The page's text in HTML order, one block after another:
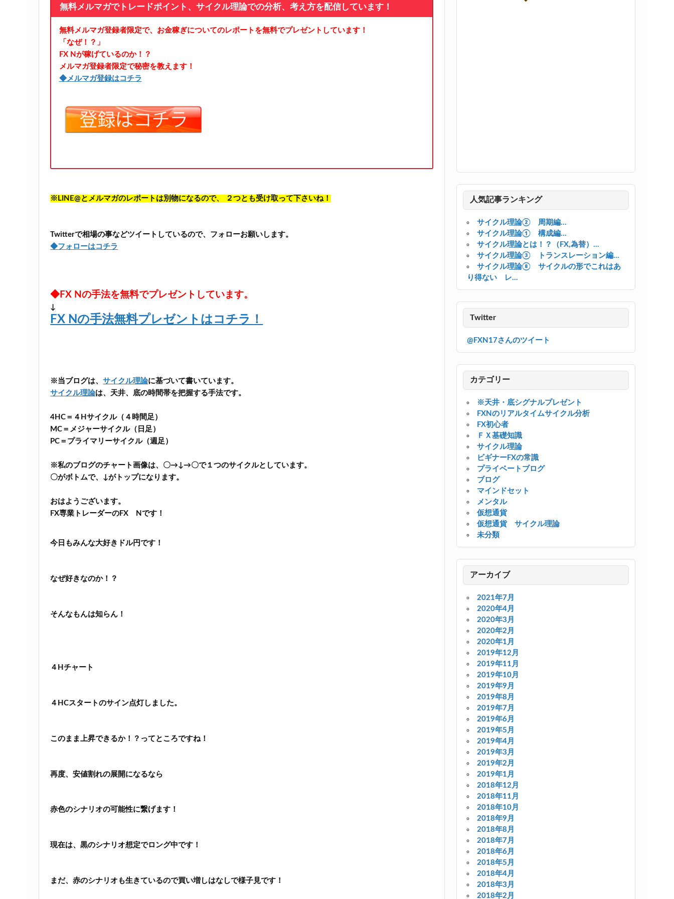
無料メルマガでトレードポイント、サイクル理論での分析、考え方を配信しています！
無料メルマガ登録者限定で、お金稼ぎについてのレポートを無料でプレゼントしています！
「なぜ！？」
FX Nが稼げているのか！？
メルマガ登録者限定で秘密を教えます！
◆メルマガ登録はコチラ
※LINE@とメルマガのレポートは別物になるので、 ２つとも受け取って下さいね！
Twitterで相場の事などツイートしているので、フォローお願いします。
◆フォローはコチラ
◆FX Nの手法を無料でプレゼントしています。
↓
FX Nの手法無料プレゼントはコチラ！
※当ブログは、サイクル理論に基づいて書いています。
サイクル理論は、天井、底の時間帯を把握する手法です。
4HC＝４Hサイクル（４時間足）
MC＝メジャーサイクル（日足）
PC＝プライマリーサイクル（週足）
※私のブログのチャート画像は、〇→↓→〇で１つのサイクルとしています。
〇がボトムで、↓がトップになります。
おはようございます。
FX専業トレーダーのFX Nです！
今日もみんな大好きドル円です！
なぜ好きなのか！？
そんなもんは知らん！
４Hチャート
４HCスタートのサイン点灯しました。
このまま上昇できるか！？ってところですね！
再度、安値割れの展開になるなら
赤色のシナリオの可能性に繋げます！
現在は、黒のシナリオ想定でロング中です！
まだ、赤のシナリオも生きているので買い増しはなしで様子見です！
人気記事ランキング
サイクル理論② 周期編...
サイクル理論① 構成編...
サイクル理論とは！？（FX,為替）...
サイクル理論③ トランスレーション編...
サイクル理論⑧ サイクルの形でこれはあ
り得ない レ...
Twitter
@FXN17さんのツイート
カテゴリー
※天井・底シグナルプレゼント
FXNのリアルタイムサイクル分析
FX初心者
ＦＸ基礎知識
サイクル理論
ビギナーFXの常識
プライベートブログ
ブログ
マインドセット
メンタル
仮想通貨
仮想通貨 サイクル理論
未分類
アーカイブ
2021年7月
2020年4月
2020年3月
2020年2月
2020年1月
2019年12月
2019年11月
2019年10月
2019年9月
2019年8月
2019年7月
2019年6月
2019年5月
2019年4月
2019年3月
2019年2月
2019年1月
2018年12月
2018年11月
2018年10月
2018年9月
2018年8月
2018年7月
2018年6月
2018年5月
2018年4月
2018年3月
2018年2月